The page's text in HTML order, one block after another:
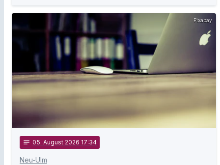
Pixabay
notes 05. August 2026 17:34
Neu-Ulm